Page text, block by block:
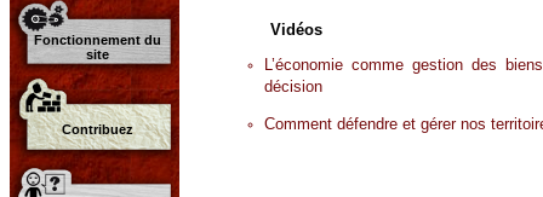
Fonctionnement du
site
Contribuez
Vidéos
L’économie comme gestion des
décision
Comment défendre et gérer nos